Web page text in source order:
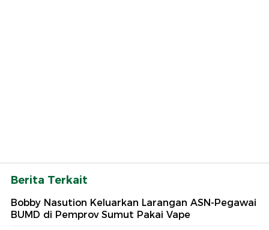
Berita Terkait
Bobby Nasution Keluarkan Larangan ASN-Pegawai
BUMD di Pemprov Sumut Pakai Vape